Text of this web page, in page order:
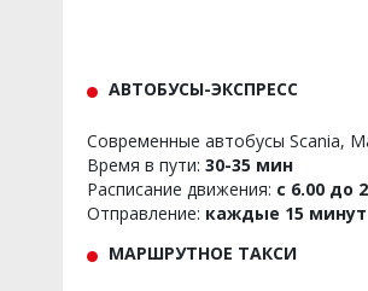
АВТОБУСЫ-ЭКСПРЕСС
Современные автобусы Scania,
Время в пути: 30-35 мин
Расписание движения: с 6.00 до
Отправление: каждые 15 минут
МАРШРУТНОЕ ТАКСИ